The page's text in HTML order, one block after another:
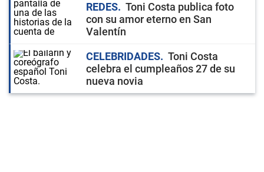
REDES
Toni Costa publica foto
con su amor eterno en San
Valentín
CELEBRIDADES
Toni Costa
celebra el cumpleaños 27 de su
nueva novia